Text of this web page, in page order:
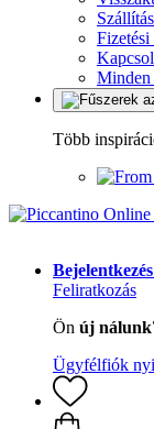
Minden
Több
Bejelentkezés
Feliratkozás
Ön új
Ügyfélfiók